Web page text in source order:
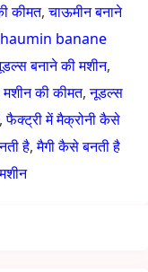
कीमत,चाऊमीन बनाने
banane
बनाने की मशीन,
की कीमत,नूडल्स
,फैक्ट्री में मैक्रोनी कैसे
है,मैगी कैसे बनती है